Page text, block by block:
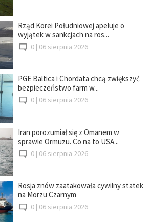
Rząd Korei Południowej apeluje o
wyjątek w sankcjach na ros...
0 | 06 sierpnia 2026
PGE Baltica i Chordata chcą zwiększyć
bezpieczeństwo farm w...
0 | 06 sierpnia 2026
Iran porozumiał się z Omanem w
sprawie Ormuzu. Co na to USA...
0 | 06 sierpnia 2026
Rosja znów zaatakowała cywilny statek
na Morzu Czarnym
0 | 06 sierpnia 2026